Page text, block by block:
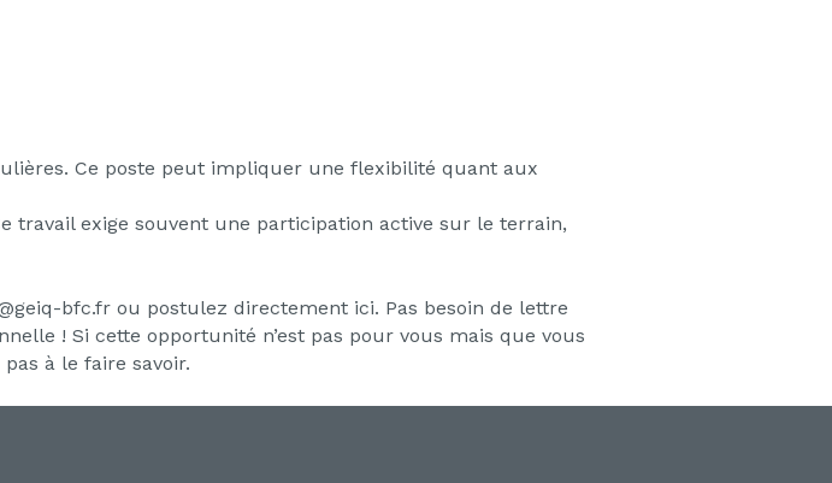
Ce poste peut impliquer une flexibilité quant aux
travail exige souvent une participation active sur le terrain,
bfc.fr ou postulez directement ici. Pas besoin de lettre
! Si cette opportunité n’est pas pour vous mais que vous
à le faire savoir.